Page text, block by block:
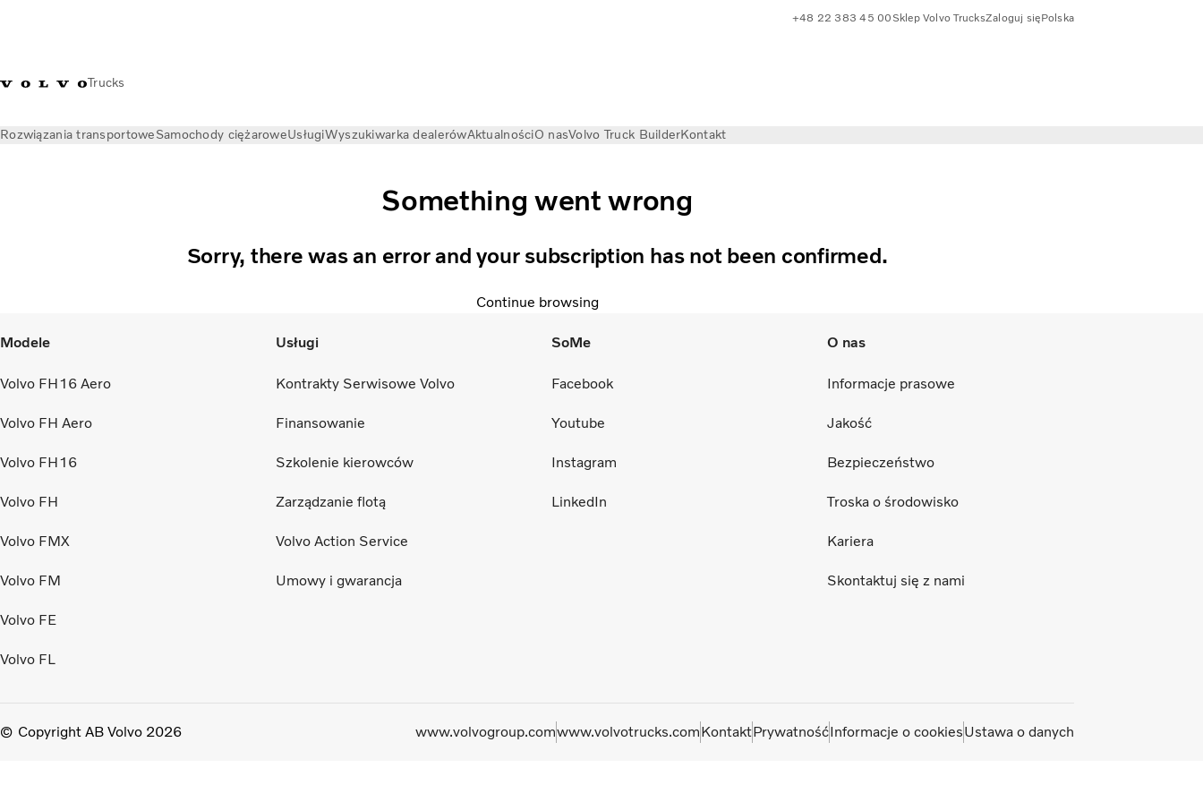
Trucks
+48 22 383 45 00 Sklep Volvo TrucksZaloguj sięPolska
Rozwiązania transportoweSamochody ciężaroweUsługiWyszukiwarka dealerówAktualnościO nasVolvo Truck BuilderKontakt
Something went wrong
Sorry, there was an error and your subscription has not been confirmed.
Continue browsing
Modele
Volvo FH16 Aero
Volvo FH Aero
Volvo FH16
Volvo FH
Volvo FMX
Volvo FM
Volvo FE
Volvo FL
Usługi
Kontrakty Serwisowe Volvo
Finansowanie
Szkolenie kierowców
Zarządzanie flotą
Volvo Action Service
Umowy i gwarancja
SoMe
Facebook
Youtube
Instagram
LinkedIn
O nas
Informacje prasowe
Jakość
Bezpieczeństwo
Troska o środowisko
Kariera
Skontaktuj się z nami
Copyright AB Volvo 2026 www.volvogroup.comwww.volvotrucks.comKontaktPrywatnośćInformacje o cookiesUstawa o danych